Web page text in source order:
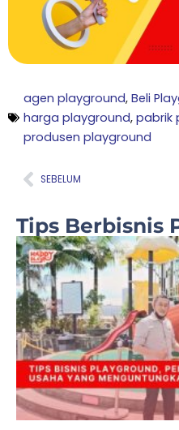
agen playground, Beli
harga playground, pabrik
produsen playground
Prev
SEBELUM
Tips Berbisnis